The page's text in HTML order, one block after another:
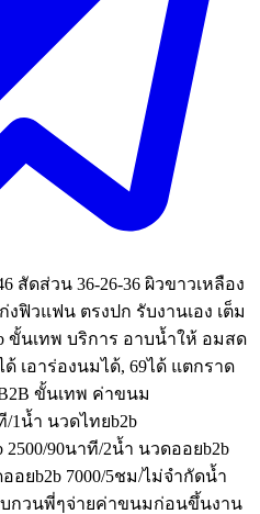
สัดส่วน 36-26-36 ผิวขาวเหลือง
ฟิวแฟน ตรงปก รับงานเอง เต็ม
ขั้นเทพ บริการ อาบน้ำให้ อมสด
เอาร่องนมได้, 69ได้ แตกราด
ขั้นเทพ ค่าขนม
/1น้ำ นวดไทยb2b
2500/90นาที/2น้ำ นวดออยb2b
อยb2b 7000/5ชม/ไม่จำกัดน้ำ
บกวนพี่ๆจ่ายค่าขนมก่อนขึ้นงาน